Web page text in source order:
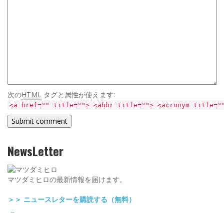
次のHTML タグと属性が使えます:
<a href="" title=""> <abbr title=""> <acronym title="">
NewsLetter
マツダミヒロの最新情報を届けます。
＞＞ ニュースレターを購読する（無料）